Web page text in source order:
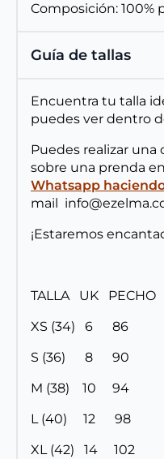
Composición: 100%
Guía de tallas
Encuentra tu talla
puedes ver dentro
Puedes realizar una
sobre una prenda
Whatsapp
mail
¡Estaremos
TALLA UK PECHO
XS (34) 6
S (36) 8
M (38) 10
L (40) 12
XL (42) 14